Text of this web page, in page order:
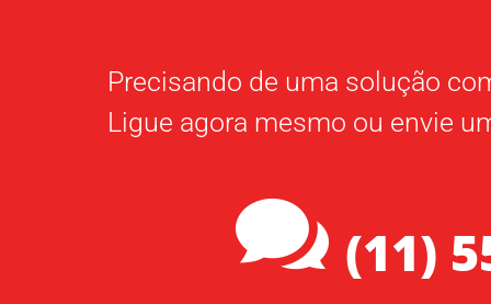
Precisando de uma solução
Ligue agora mesmo ou envie
 (11)